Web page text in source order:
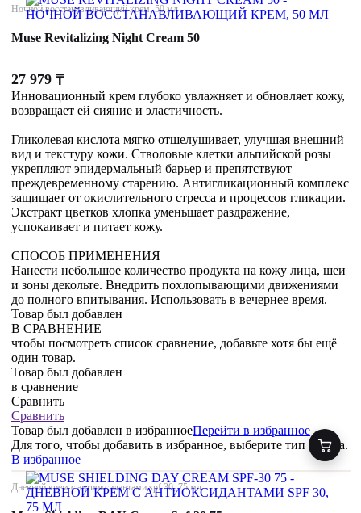
Ночной восстанавливающий крем, 50 мл
Muse Revitalizing Night Cream 50
27 979 ₸
Инновационный крем глубоко увлажняет и обновляет кожу,
возвращает ей сияние и эластичность.
Гликолевая кислота мягко отшелушивает, улучшая внешний
вид и текстуру кожи. Стволовые клетки альпийской розы
укрепляют эпидермальный барьер и препятствуют
преждевременному старению. Антигликационный комплекс
защищает от окислительного стресса и процессов гликации.
Экстракт цветков хлопка уменьшает раздражение,
успокаивает и питает кожу.
СПОСОБ ПРИМЕНЕНИЯ
Нанести небольшое количество продукта на кожу лица, шеи
и зоны декольте. Внедрить похлопывающими движениями
до полного впитывания. Использовать в вечернее время.
Товар был добавлен
В СРАВНЕНИЕ
чтобы посмотреть список сравнение, добавьте хотя бы ещё
один товар.
Товар был добавлен
в сравнение
Сравнить
Сравнить
Товар был добавлен в избранноеПерейти в избранное
Для того, чтобы добавить в избранное, выберите тип товара.
В избранное
Дневной крем с антиоксидантами spf 30, 75 мл